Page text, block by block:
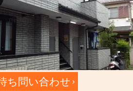
ち問い合わせ